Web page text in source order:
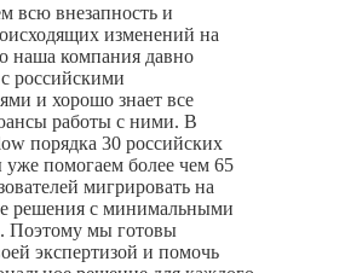
всю внезапность и
изменений на
наша компания давно
российскими
и хорошо знает все
работы с ними. В
порядка 30 российских
помогаем более чем 65
мигрировать на
решения с минимальными
Поэтому мы готовы
экспертизой и помочь